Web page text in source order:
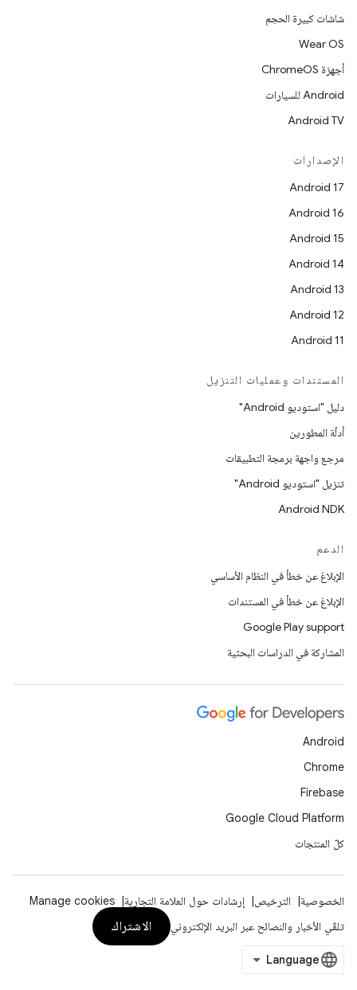
شاشات كبيرة الحجم
Wear OS
أجهزة ChromeOS
Android للسيارات
Android TV
الإصدارات
Android 17
Android 16
Android 15
Android 14
Android 13
Android 12
Android 11
المستندات وعمليات التنزيل
دليل "استوديو Android"
أدلّة المطورين
مرجع واجهة برمجة التطبيقات
تنزيل "استوديو Android"
Android NDK
الدعم
الإبلاغ عن خطأ في النظام الأساسي
الإبلاغ عن خطأ في المستندات
Google Play support
المشاركة في الدراسات البحثية
Android
Chrome
Firebase
Google Cloud Platform
كلّ المنتجات
الخصوصية الترخيص إرشادات حول العلامة التجارية
Manage cookies
تلقّي الأخبار والنصائح عبر البريد الإلكتروني
الاشتراك